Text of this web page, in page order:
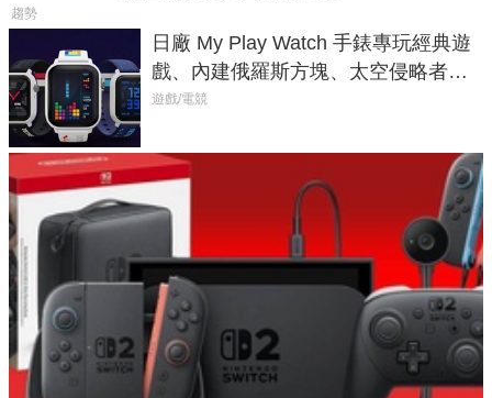
趨勢
日廠 My Play Watch 手錶專玩經典遊
戲、內建俄羅斯方塊、太空侵略者，
不過竟然不能連手機？
遊戲/電競